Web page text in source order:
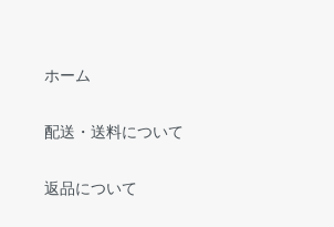
ホーム
配送・送料について
返品について